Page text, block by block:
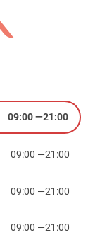
09:00—21:00
09:00 —21:00
09:00 —21:00
09:00 —21:00